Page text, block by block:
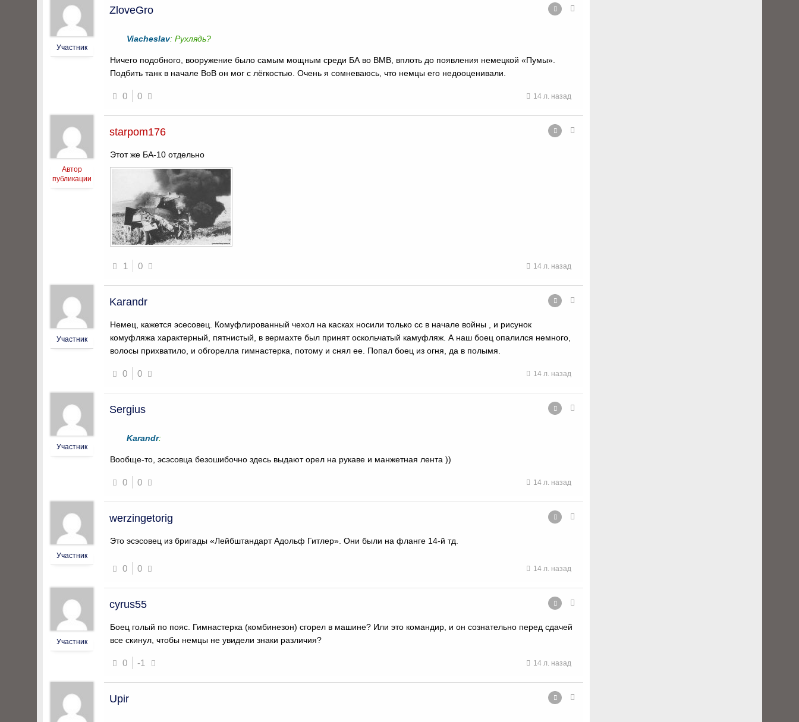
Участник
ZloveGro
Viacheslav: Рухлядь?
Ничего подобного, вооружение было самым мощным среди БА во ВМВ, вплоть до появления немецкой «Пумы».
Подбить танк в начале ВоВ он мог с лёгкостью. Очень я сомневаюсь, что немцы его недооценивали.
0 0 14 л. назад
Автор
публикации
starpom176
Этот же БА-10 отдельно
1 0 14 л. назад
Участник
Karandr
Немец, кажется эсесовец. Комуфлированный чехол на касках носили только сс в начале войны , и рисунок
комуфляжа характерный, пятнистый, в вермахте был принят оскольчатый камуфляж. А наш боец опалился немного,
волосы прихватило, и обгорелла гимнастерка, потому и снял ее. Попал боец из огня, да в полымя.
0 0 14 л. назад
Участник
Sergius
Karandr:
Вообще-то, эсэсовца безошибочно здесь выдают орел на рукаве и манжетная лента ))
0 0 14 л. назад
Участник
werzingetorig
Это эсэсовец из бригады «Лейбштандарт Адольф Гитлер». Они были на фланге 14-й тд.
0 0 14 л. назад
Участник
cyrus55
Боец голый по пояс. Гимнастерка (комбинезон) сгорел в машине? Или это командир, и он сознательно перед сдачей
все скинул, чтобы немцы не увидели знаки различия?
0 -1 14 л. назад
Upir